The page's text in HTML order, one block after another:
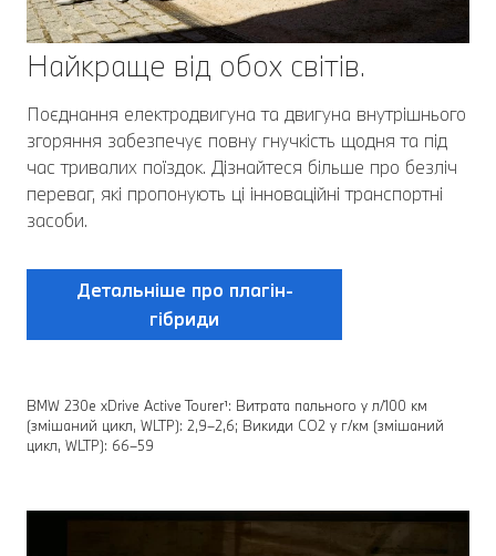
Найкраще від обох світів.
Поєднання електродвигуна та двигуна внутрішнього
згоряння забезпечує повну гнучкість щодня та під
час тривалих поїздок. Дізнайтеся більше про безліч
переваг, які пропонують ці інноваційні транспортні
засоби.
Детальніше про плагін-
гібриди
BMW 230e xDrive Active Tourer¹: Витрата пального у л/100 км
(змішаний цикл, WLTP): 2,9–2,6; Викиди CO2 у г/км (змішаний
цикл, WLTP): 66–59